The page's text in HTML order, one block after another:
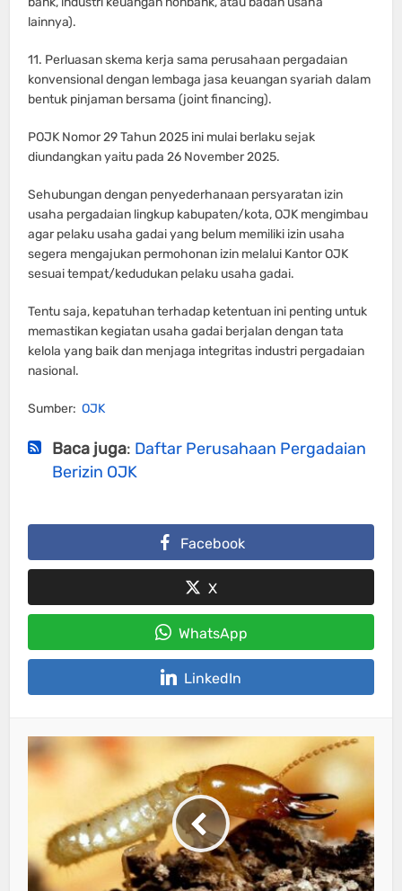
lainnya).
11. Perluasan skema kerja sama perusahaan pergadaian
konvensional dengan lembaga jasa keuangan syariah dalam
bentuk pinjaman bersama (joint financing).
POJK Nomor 29 Tahun 2025 ini mulai berlaku sejak
diundangkan yaitu pada 26 November 2025.
Sehubungan dengan penyederhanaan persyaratan izin
usaha pergadaian lingkup kabupaten/kota, OJK mengimbau
agar pelaku usaha gadai yang belum memiliki izin usaha
segera mengajukan permohonan izin melalui Kantor OJK
sesuai tempat/kedudukan pelaku usaha gadai.
Tentu saja, kepatuhan terhadap ketentuan ini penting untuk
memastikan kegiatan usaha gadai berjalan dengan tata
kelola yang baik dan menjaga integritas industri pergadaian
nasional.
Sumber:OJK
Baca juga: Daftar Perusahaan Pergadaian
Berizin OJK
Facebook
X
WhatsApp
LinkedIn